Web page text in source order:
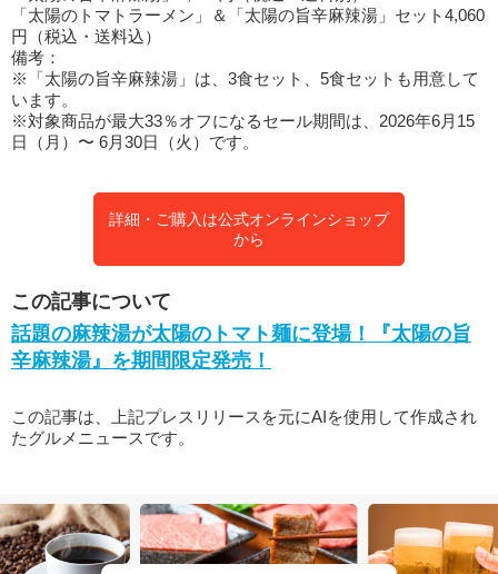
「太陽のトマトラーメン」＆「太陽の旨辛麻辣湯」セット4,060
円（税込・送料込）
備考：
※「太陽の旨辛麻辣湯」は、3食セット、5食セットも用意して
います。
※対象商品が最大33％オフになるセール期間は、2026年6月15
日（月）〜 6月30日（火）です。
詳細・ご購入は公式オンラインショップ
から
この記事について
話題の麻辣湯が太陽のトマト麺に登場！『太陽の旨
辛麻辣湯』を期間限定発売！
この記事は、上記プレスリリースを元にAIを使用して作成され
たグルメニュースです。